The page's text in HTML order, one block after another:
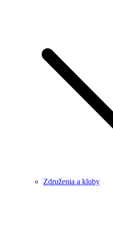
Združenia a kluby